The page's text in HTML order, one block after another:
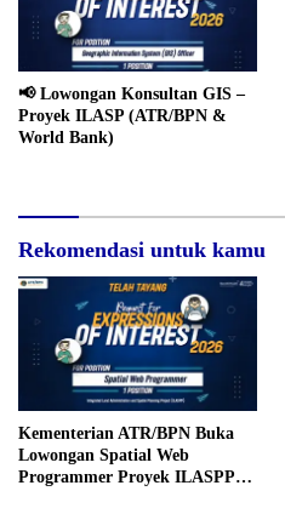
📢 Lowongan Konsultan GIS –
Proyek ILASP (ATR/BPN &
World Bank)
Rekomendasi untuk kamu
Kementerian ATR/BPN Buka
Lowongan Spatial Web
Programmer Proyek ILASPP